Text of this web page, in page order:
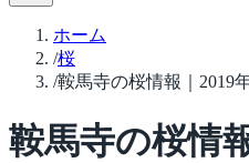
ホーム
/桜
/鞍馬寺の桜情報｜2019
鞍馬寺の桜情